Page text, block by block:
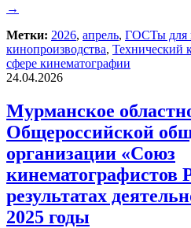
→
Метки: 2026, апрель, ГОСТы для
кинопроизводства, Технический
сфере кинематографии
24.04.2026
Мурманское
Общероссийской
организации «Союз
кинематографистов
результатах
2025 годы